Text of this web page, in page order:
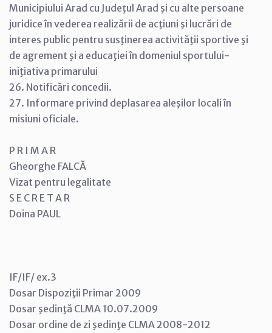
Municipiului Arad cu Judeţul Arad şi cu alte persoane
juridice în vederea realizării de acţiuni şi lucrări de
interes public pentru susţinerea activităţii sportive şi
de agrement şi a educaţiei în domeniul sportului-
iniţiativa primarului
26. Notificări concedii.
27. Informare privind deplasarea aleşilor locali în
misiuni oficiale.
P R I M A R
Gheorghe FALCĂ
Vizat pentru legalitate
S E C R E T A R
Doina PAUL
IF/IF/ ex.3
Dosar Dispoziţii Primar 2009
Dosar şedinţă CLMA 10.07.2009
Dosar ordine de zi şedinţe CLMA 2008-2012